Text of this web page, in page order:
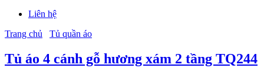
Liên hệ
Trang chủ
Tủ quần áo
Tủ áo 4 cánh gỗ hương xám 2 tầng TQ244